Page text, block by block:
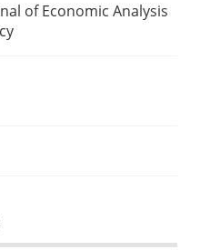
of Economic Analysis